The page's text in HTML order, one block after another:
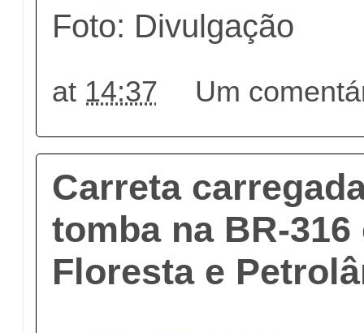
Foto: Divulgação
at 14:37 Um
Carreta
tomba na BR-316
Floresta e